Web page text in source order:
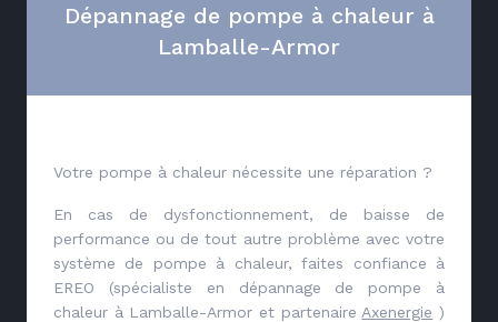
Dépannage de pompe à chaleur à
Lamballe-Armor
Votre pompe à chaleur nécessite une réparation ?
En cas de dysfonctionnement, de baisse de
performance ou de tout autre problème avec votre
système de pompe à chaleur, faites confiance à
EREO (spécialiste en dépannage de pompe à
chaleur à Lamballe-Armor et partenaire Axenergie )